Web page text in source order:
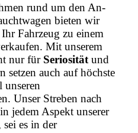
rund um den An-
bieten wir
Fahrzeug zu einem
Mit unserem
nur für Seriosität und
setzen auch auf höchste
unseren
Unser Streben nach
jedem Aspekt unserer
es in der